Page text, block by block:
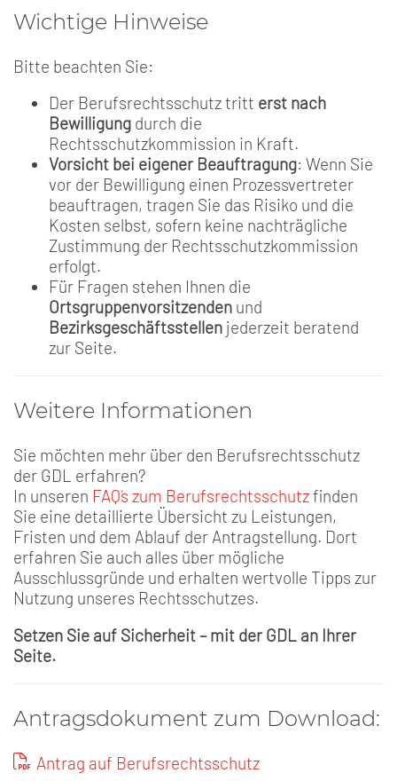
Wichtige Hinweise
Bitte beachten Sie:
Der Berufsrechtsschutz tritt erst nach
Bewilligung durch die
Rechtsschutzkommission in Kraft.
Vorsicht bei eigener Beauftragung: Wenn Sie
vor der Bewilligung einen Prozessvertreter
beauftragen, tragen Sie das Risiko und die
Kosten selbst, sofern keine nachträgliche
Zustimmung der Rechtsschutzkommission
erfolgt.
Für Fragen stehen Ihnen die
Ortsgruppenvorsitzenden und
Bezirksgeschäftsstellen jederzeit beratend
zur Seite.
Weitere Informationen
Sie möchten mehr über den Berufsrechtsschutz
der GDL erfahren?
In unseren FAQ´s zum Berufsrechtsschutzfinden
Sie eine detaillierte Übersicht zu Leistungen,
Fristen und dem Ablauf der Antragstellung. Dort
erfahren Sie auch alles über mögliche
Ausschlussgründe und erhalten wertvolle Tipps zur
Nutzung unseres Rechtsschutzes.
Setzen Sie auf Sicherheit – mit der GDL an Ihrer
Seite.
Antragsdokument zum Download:
Antrag auf Berufsrechtsschutz